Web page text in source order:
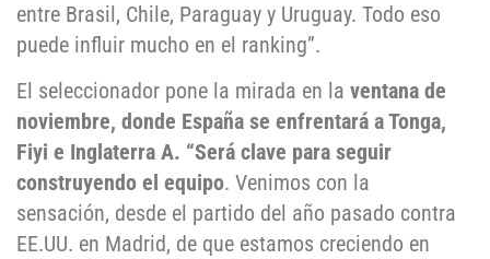
entre Brasil, Chile, Paraguay y Uruguay. Todo eso
puede influir mucho en el ranking”.
El seleccionador pone la mirada en la ventana de
noviembre, donde España se enfrentará a Tonga,
Fiyi e Inglaterra A. “Será clave para seguir
construyendo el equipo. Venimos con la
sensación, desde el partido del año pasado contra
EE.UU. en Madrid, de que estamos creciendo en